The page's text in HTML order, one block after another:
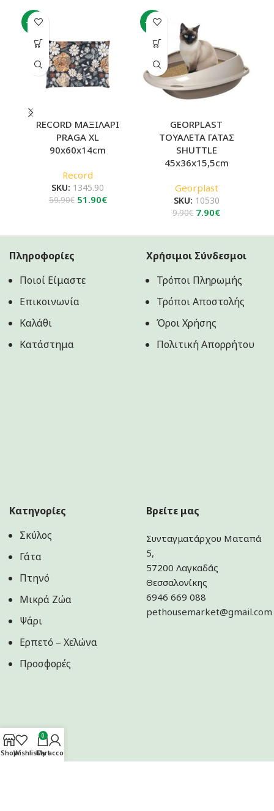
-13%
RECORD ΜΑΞΙΛΑΡΙ
PRAGA XL
90x60x14cm
Record
SKU: 1345.90
59.90€ Original
59.90€.
51.90€Η
είναι:
-20%
GEORPLAST
ΤΟΥΑΛΕΤΑ ΓΑΤΑΣ
SHUTTLE
45x36x15,5cm
Georplast
SKU: 10530
9.90€ Original
was:
9.90€.
7.90€Η
τιμή
7.90€.
Πληροφορίες
Ποιοί Είμαστε
Επικοινωνία
Καλάθι
Κατάστημα
Χρήσιμοι Σύνδεσμοι
Τρόποι Πληρωμής
Τρόποι Αποστολής
Όροι Χρήσης
Πολιτική Aπορρήτου
Κατηγορίες
Σκύλος
Γάτα
Πτηνό
Μικρά Ζώα
Ψάρι
Ερπετό – Χελώνα
Προσφορές
Βρείτε μας
Συνταγματάρχου Ματαπά
5,
57200 Λαγκαδάς
Θεσσαλονίκης
6946 669 088
pethousemarket@gmail.com
ShopWishlist
0
Cart
My account